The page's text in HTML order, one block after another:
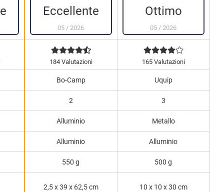
Eccellente
05 / 2026
184 Valutazioni
Bo-Camp
2
Alluminio
Alluminio
550 g
2,5 x 39 x 62,5 cm
Ottimo
05 / 2026
165 Valutazioni
Uquip
3
Metallo
Alluminio
500 g
10 x 10 x 30 cm